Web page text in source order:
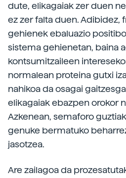
dute, elikagaiak zer duen
ez zer falta duen. Adibidez,
gehienek ebaluazio
sistema gehienetan, baina
kontsumitzaileen
normalean proteina gutxi
nahikoa da osagai
elikagaiak ebazpen orokor
Azkenean, semaforo
genuke bermatuko
jasotzea.
Are zailagoa da